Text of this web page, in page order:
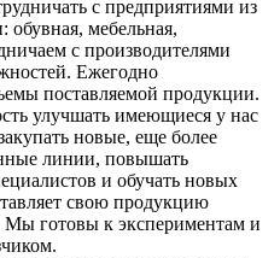
с предприятиями из
мебельная,
с производителями
Ежегодно
поставляемой продукции.
улучшать имеющиеся у нас
новые, еще более
линии, повышать
и обучать новых
свою продукцию
Мы готовы к экспериментам и